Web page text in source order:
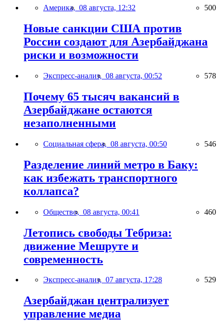
Америка, 08 августа, 12:32 500
Новые санкции США против
России создают для Азербайджана
риски и возможности
Экспресс-анализ, 08 августа, 00:52 578
Почему 65 тысяч вакансий в
Азербайджане остаются
незаполненными
Социальная сфера, 08 августа, 00:50 546
Разделение линий метро в Баку:
как избежать транспортного
коллапса?
Общество, 08 августа, 00:41 460
Летопись свободы Тебриза:
движение Мешруте и
современность
Экспресс-анализ, 07 августа, 17:28 529
Азербайджан централизует
управление медиа